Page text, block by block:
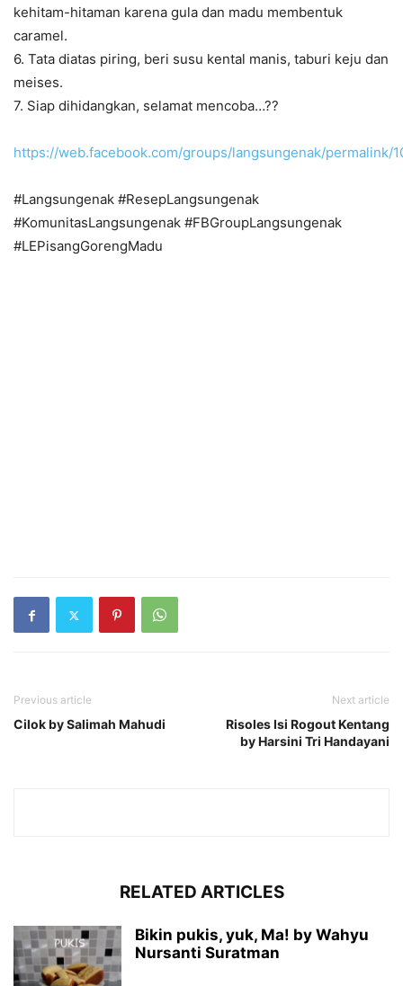
kehitam-hitaman karena gula dan madu membentuk
caramel.
6. Tata diatas piring, beri susu kental manis, taburi keju dan
meises.
7. Siap dihidangkan, selamat mencoba…??
https://web.facebook.com/groups/langsungenak/permalink/
#Langsungenak #ResepLangsungenak
#KomunitasLangsungenak #FBGroupLangsungenak
#LEPisangGorengMadu
Previous article
Cilok by Salimah Mahudi
Next article
Risoles Isi Rogout Kentang
by Harsini Tri Handayani
RELATED ARTICLES
Bikin pukis, yuk, Ma! by Wahyu
Nursanti Suratman